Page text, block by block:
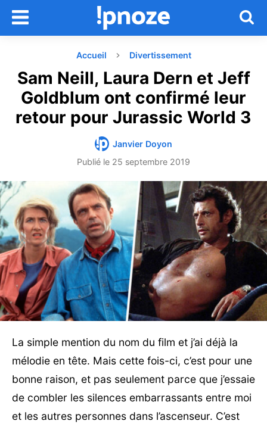
Accueil Divertissement
Sam Neill, Laura Dern et Jeff
Goldblum ont confirmé leur
retour pour Jurassic World 3
Janvier Doyon
Publié le 25 septembre 2019
La simple mention du nom du film et j’ai déjà la
mélodie en tête. Mais cette fois-ci, c’est pour une
bonne raison, et pas seulement parce que j’essaie
de combler les silences embarrassants entre moi
et les autres personnes dans l’ascenseur. C’est